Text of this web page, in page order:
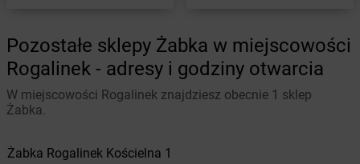
Pozostałe sklepy Żabka w miejscowości
Rogalinek - adresy i godziny otwarcia
W miejscowości Rogalinek znajdziesz obecnie 1 sklep
Żabka.
Żabka Rogalinek Kościelna 1